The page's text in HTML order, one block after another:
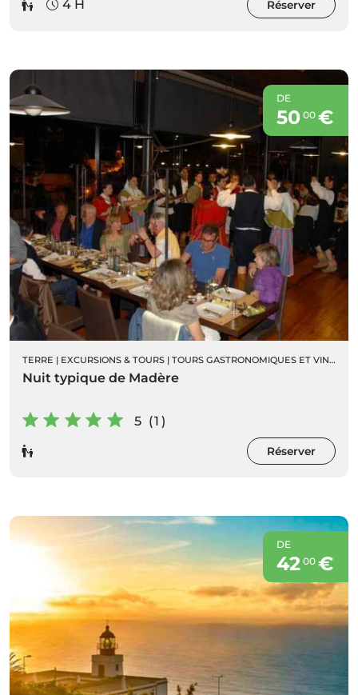
4 H
Réserver
DE
50 00€
TERRE | EXCURSIONS & TOURS | TOURS GASTRONOMIQUES ET VINS
Nuit typique de Madère
5 (1)
Réserver
DE
42 00€